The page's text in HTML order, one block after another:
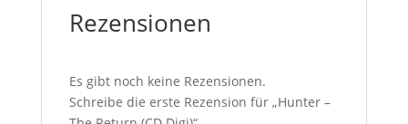
Rezensionen
Es gibt noch keine Rezensionen.
Schreibe die erste Rezension für „Hunter –